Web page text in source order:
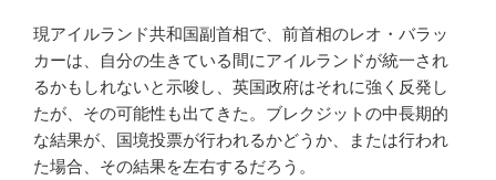
現アイルランド共和国副首相で、前首相のレオ・バラッ
カーは、自分の生きている間にアイルランドが統一され
るかもしれないと示唆し、英国政府はそれに強く反発し
たが、その可能性も出てきた。ブレクジットの中長期的
な結果が、国境投票が行われるかどうか、または行われ
た場合、その結果を左右するだろう。